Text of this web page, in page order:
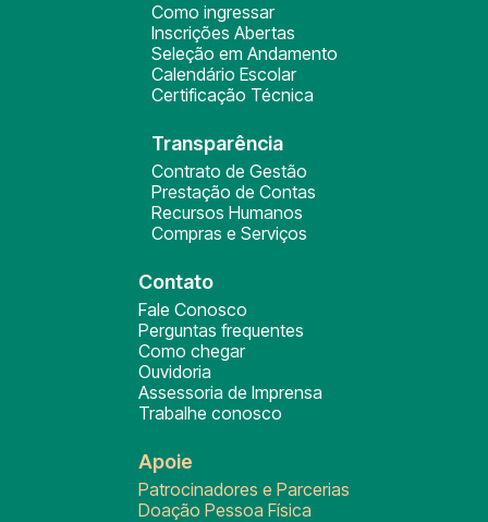
Como ingressar
Inscrições Abertas
Seleção em Andamento
Calendário Escolar
Certificação Técnica
Transparência
Contrato de Gestão
Prestação de Contas
Recursos Humanos
Compras e Serviços
Contato
Fale Conosco
Perguntas frequentes
Como chegar
Ouvidoria
Assessoria de Imprensa
Trabalhe conosco
Apoie
Patrocinadores e Parcerias
Doação Pessoa Física